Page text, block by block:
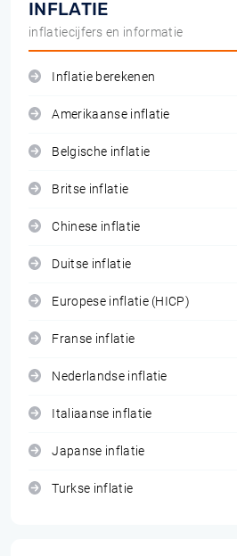
INFLATIE
inflatiecijfers en informatie
Inflatie berekenen
Amerikaanse inflatie
Belgische inflatie
Britse inflatie
Chinese inflatie
Duitse inflatie
Europese inflatie (HICP)
Franse inflatie
Nederlandse inflatie
Italiaanse inflatie
Japanse inflatie
Turkse inflatie